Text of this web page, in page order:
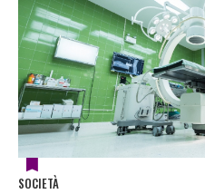
SOCIETÀ